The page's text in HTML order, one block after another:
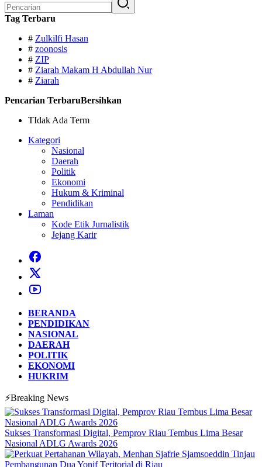
untuk:
Tag Terbaru
# Zulkilfi Hasan
# zoonosis
# ZIP
# Ziarah Makam H Abdullah Nur
# Ziarah
Pencarian TerbaruBersihkan
TIdak Ada Term
Kategori
Nasional
Daerah
Politik
Ekonomi
Hukum & Kriminal
Pendidikan
Laman
Kode Etik Jurnalistik
Jejang Karir
BERANDA
PENDIDIKAN
NASIONAL
DAERAH
POLITIK
EKONOMI
HUKRIM
⚡Breaking News
Sukses Transformasi Digital, Pemprov Riau Tembus Lima Besar
Nasional ADLG Awards 2026